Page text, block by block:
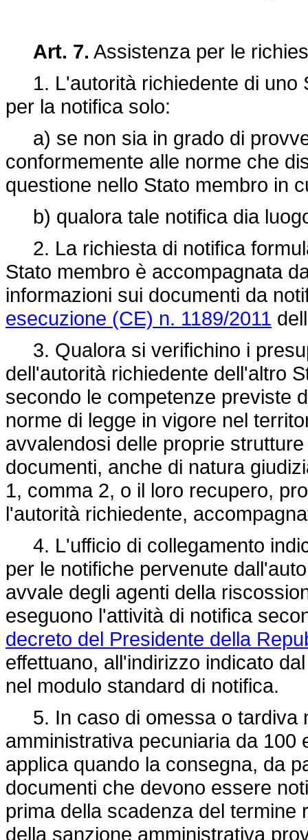
Art. 7. Assistenza per le
1. L'autorità richiedente di uno
per la notifica solo:
a) se non sia in grado di
conformemente alle norme che
questione nello Stato membro in
b) qualora tale notifica dia
2. La richiesta di notifica
Stato membro è accompagnata
informazioni sui documenti da
esecuzione (CE) n. 1189/2011
3. Qualora si verifichino i
dell'autorità richiedente dell'altro
secondo le competenze previste
norme di legge in vigore nel
avvalendosi delle proprie
documenti, anche di natura
1, comma 2, o il loro recupero,
l'autorità richiedente,
4. L'ufficio di collegamento
per le notifiche pervenute
avvale degli agenti della
eseguono l'attività di notifica
decreto del Presidente della
effettuano, all'indirizzo indicato
nel modulo standard di notifica.
5. In caso di omessa o tardiva
amministrativa pecuniaria da
applica quando la consegna, da
documenti che devono essere
prima della scadenza del termine
della sanzione amministrativa